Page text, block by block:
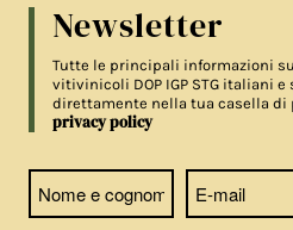
Newsletter
Tutte le principali informazioni
vitivinicoli DOP IGP STG italiani
direttamente nella tua casella
privacy policy